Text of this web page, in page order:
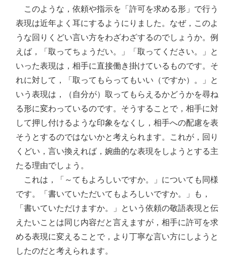
このような，依頼や指示を「許可を求める形」で行う
表現は近年よく耳にするようにりました。なぜ，このよ
うな回りくどい言い方をわざわざするのでしょうか。例
えば，「取ってちょうだい。」「取ってください。」と
いった表現は，相手に直接働き掛けているものです。そ
れに対して，「取ってもらってもいい（ですか）。」と
いう表現は，（自分が）取ってもらえるかどうかを尋ね
る形に変わっているのです。そうすることで，相手に対
して押し付けるような印象をなくし，相手への配慮を表
そうとするのではないかと考えられます。これが，回り
くどい，言い換えれば，婉曲的な表現をしようとする主
たる理由でしょう。
これは，「～てもよろしいですか。」についても同様
です。「書いていただいてもよろしいですか。」も，
「書いていただけますか。」という依頼の敬語表現と伝
えたいことは同じ内容だと言えますが，相手に許可を求
める表現に変えることで，より丁寧な言い方にしようと
したのだと考えられます。